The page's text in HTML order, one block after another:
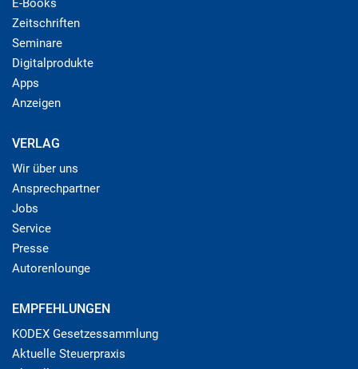
E-Books
Zeitschriften
Seminare
Digitalprodukte
Apps
Anzeigen
VERLAG
Wir über uns
Ansprechpartner
Jobs
Service
Presse
Autorenlounge
EMPFEHLUNGEN
KODEX Gesetzessammlung
Aktuelle Steuerpraxis